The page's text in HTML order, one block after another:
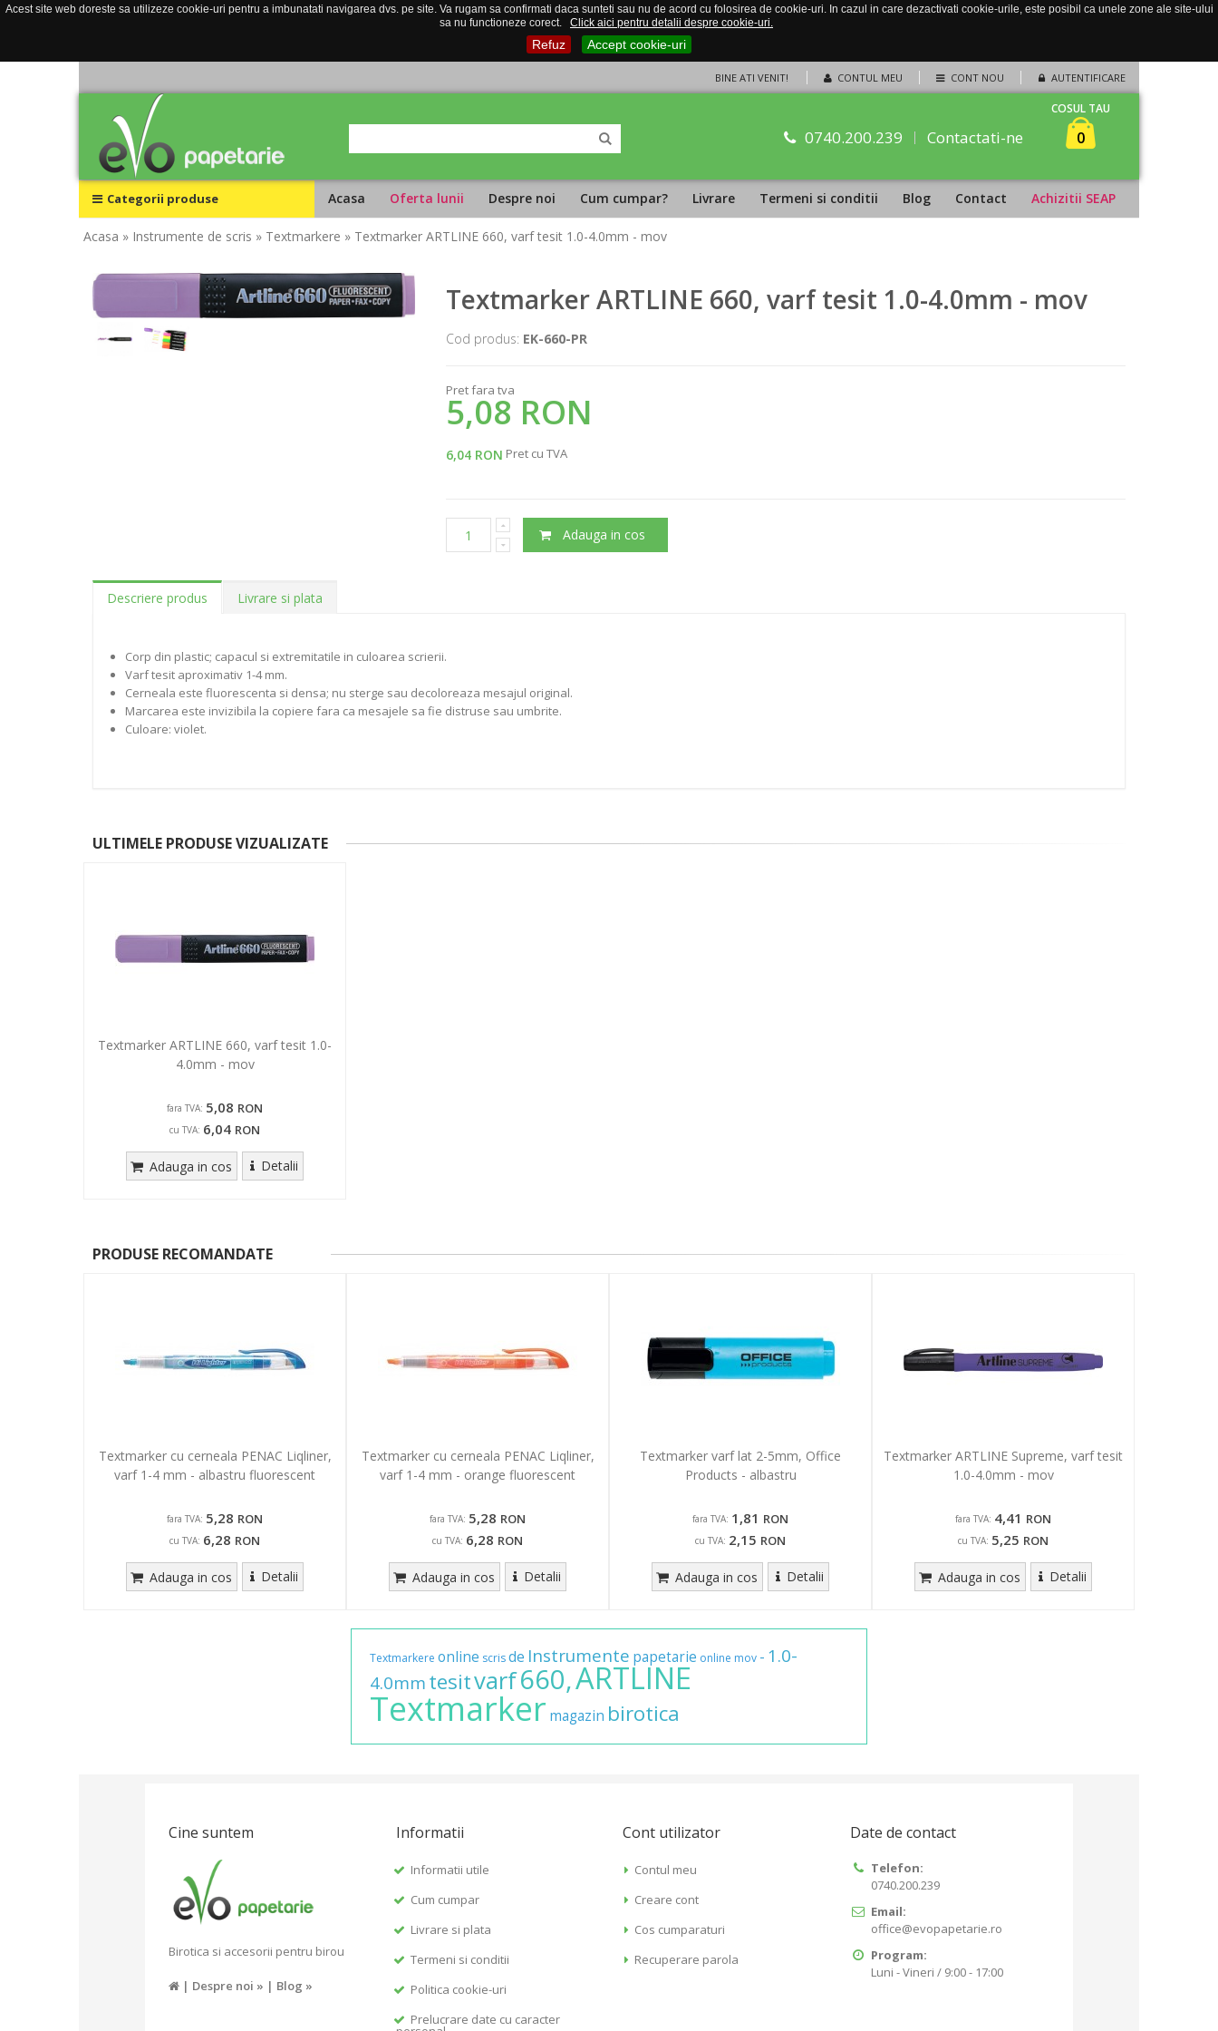
Acest site web doreste sa utilizeze cookie-uri pentru a imbunatati navigarea dvs. pe site. Va rugam sa confirmati daca sunteti sau nu de acord cu folosirea de cookie-uri. In cazul in care dezactivati cookie-urile, este posibil ca unele zone ale site-ului
sa nu functioneze corect.
Click aici pentru detalii despre cookie-uri.
Refuz Accept cookie-uri
CONTUL MEU CONT NOU AUTENTIFICARE
BINE ATI VENIT!
0740.200.239 Contactati-ne
COSUL TAU
0
Categorii produse Acasa Oferta lunii Despre noi Cum cumpar? Livrare Termeni si conditii Blog Contact Achizitii SEAP
Acasa » Instrumente de scris » Textmarkere » Textmarker ARTLINE 660, varf tesit 1.0-4.0mm - mov
Textmarker ARTLINE 660, varf tesit 1.0-4.0mm - mov
Cod produs: EK-660-PR
Pret fara tva
5,08 RON
6,04 RON Pret cu TVA
Adauga in cos
Descriere produs Livrare si plata
Corp din plastic; capacul si extremitatile in culoarea scrierii.
Varf tesit aproximativ 1-4 mm.
Cerneala este fluorescenta si densa; nu sterge sau decoloreaza mesajul original.
Marcarea este invizibila la copiere fara ca mesajele sa fie distruse sau umbrite.
Culoare: violet.
ULTIMELE PRODUSE VIZUALIZATE
Textmarker ARTLINE 660, varf tesit 1.0-
4.0mm - mov
fara TVA: 5,08 RON
cu TVA: 6,04 RON
Adauga in cos Detalii
PRODUSE RECOMANDATE
Textmarker cu cerneala PENAC Liqliner,
varf 1-4 mm - albastru fluorescent
fara TVA: 5,28 RON
cu TVA: 6,28 RON
Adauga in cos Detalii
Textmarker cu cerneala PENAC Liqliner,
varf 1-4 mm - orange fluorescent
fara TVA: 5,28 RON
cu TVA: 6,28 RON
Adauga in cos Detalii
Textmarker varf lat 2-5mm, Office
Products - albastru
fara TVA: 1,81 RON
cu TVA: 2,15 RON
Adauga in cos Detalii
Textmarker ARTLINE Supreme, varf tesit
1.0-4.0mm - mov
fara TVA: 4,41 RON
cu TVA: 5,25 RON
Adauga in cos Detalii
Textmarkere online scrisde Instrumente papetarie online mov - 1.0-
4.0mmtesitvarf660,ARTLINE
Textmarker magazin birotica
Cine suntem
Birotica si accesorii pentru birou
| Despre noi » | Blog »
Informatii
Informatii utile
Cum cumpar
Livrare si plata
Termeni si conditii
Politica cookie-uri
Prelucrare date cu caracter
Cont utilizator
Contul meu
Creare cont
Cos cumparaturi
Recuperare parola
Date de contact
Telefon:
0740.200.239
Email:
office@evopapetarie.ro
Program:
Luni - Vineri / 9:00 - 17:00